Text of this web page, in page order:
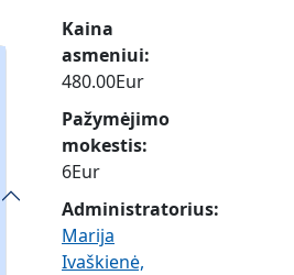
Kaina
asmeniui
480.00Eur
Pažymėjimo
mokestis
6Eur
Administratorius:
Marija
Ivaškienė,